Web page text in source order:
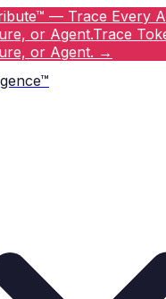
— Trace Every
or Agent.Trace
or Agent. →